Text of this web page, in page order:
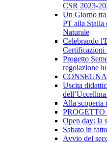
CSR 2023-
Un Giorno
PT alla Stalla
Naturale
Celebrando
Certificazioni
Progetto
regolazione
Uscita
Alla scoperta
Open day: la
Sabato in
Avvio del